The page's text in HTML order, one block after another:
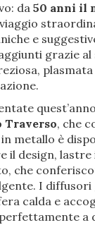
da 50 anni il
e
grazie
plasmata
Traverso, che
metallo è
il design,
che
I
calda e